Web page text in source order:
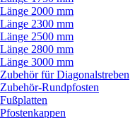
Länge 2000 mm
Länge 2300 mm
Länge 2500 mm
Länge 2800 mm
Länge 3000 mm
Zubehör für Diagonalstreben
Zubehör-Rundpfosten
Fußplatten
Pfostenkappen